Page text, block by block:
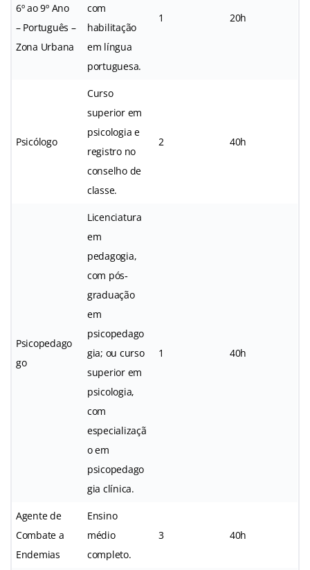
6º ao 9º Ano
– Português –
Zona Urbana
com
habilitação
em língua
portuguesa.
1 20h
Psicólogo
Curso
superior em
psicologia e
registro no
conselho de
classe.
2 40h
Psicopedago
go
Licenciatura
em
pedagogia,
com pós‐
graduação
em
psicopedago
gia; ou curso
superior em
psicologia,
com
especializaçã
o em
psicopedago
gia clínica.
1 40h
Agente de
Combate a
Endemias
Ensino
médio
completo.
3 40h